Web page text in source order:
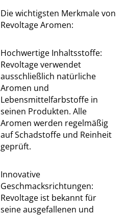
Die wichtigsten Merkmale von
Revoltage Aromen:
Hochwertige Inhaltsstoffe:
Revoltage verwendet
ausschließlich natürliche
Aromen und
Lebensmittelfarbstoffe in
seinen Produkten. Alle
Aromen werden regelmäßig
auf Schadstoffe und Reinheit
geprüft.
Innovative
Geschmacksrichtungen:
Revoltage ist bekannt für
seine ausgefallenen und